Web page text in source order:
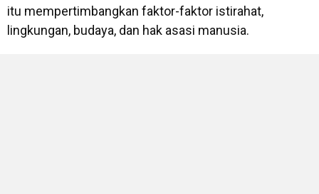
itu mempertimbangkan faktor-faktor istirahat,
lingkungan, budaya, dan hak asasi manusia.